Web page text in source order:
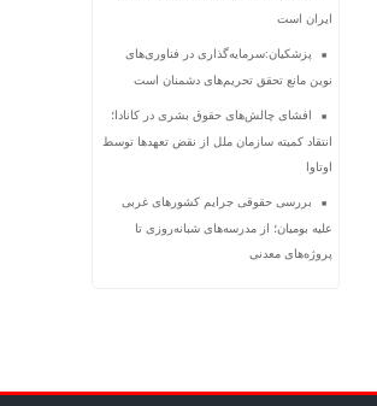
ایران است
پزشکیان:سرمایه‌گذاری در فناوری‌های
نوین مانع تحقق تحریم‌های دشمنان است
افشای چالش‌های حقوق بشری در کانادا؛
انتقاد کمیته سازمان ملل از نقض تعهد‌ها توسط
اوتاوا
بررسی حقوقی جرایم کشور‌های غربی
علیه بومیان؛ از مدرسه‌های شبانه‌روزی تا
پروژه‌های معدنی